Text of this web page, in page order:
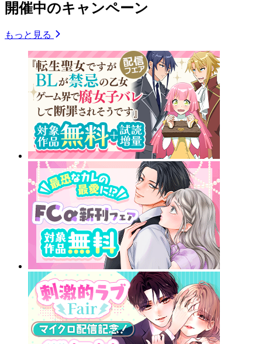
開催中のキャンペーン
もっと見る